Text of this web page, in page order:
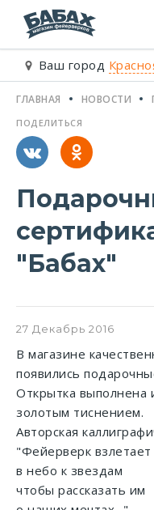
Ваш город
ГЛАВНАЯ НОВОСТИ
"Бабах"
ПОДЕЛИТЬСЯ
27 Декабрь 2016
В магазине
появились
Открытка выполнена
золотым тиснением.
Авторская
"Фейерверк взлетает
в небо к звездам
чтобы рассказать им